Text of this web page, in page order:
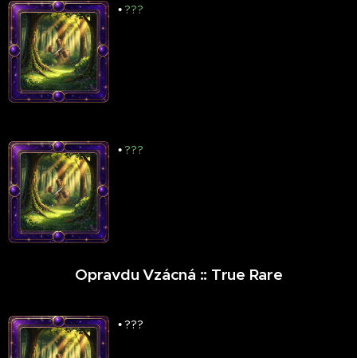
•???
•???
Opravdu Vzácná :: True Rare
•???